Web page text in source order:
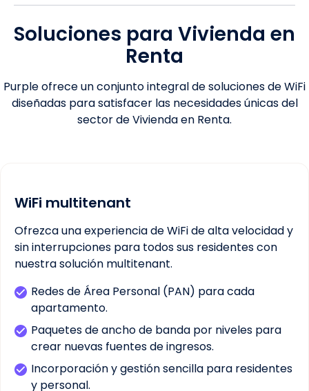
Soluciones para Vivienda en
Renta
Purple ofrece un conjunto integral de soluciones de WiFi
diseñadas para satisfacer las necesidades únicas del
sector de Vivienda en Renta.
WiFi multitenant
Ofrezca una experiencia de WiFi de alta velocidad y
sin interrupciones para todos sus residentes con
nuestra solución multitenant.
Redes de Área Personal (PAN) para cada
apartamento.
Paquetes de ancho de banda por niveles para
crear nuevas fuentes de ingresos.
Incorporación y gestión sencilla para residentes
y personal.